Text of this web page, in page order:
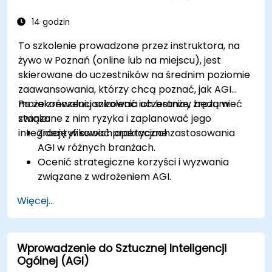
interdyscyplinarnych zespołach zajmujących
14 godzin
To szkolenie prowadzone przez instruktora, na
żywo w Poznań (online lub na miejscu), jest
skierowane do uczestników na średnim poziomie
zaawansowania, którzy chcą poznać, jak AGI
może zrewolucjonizować ich branże, zrozumieć
związane z nim ryzyka i zaplanować jego
integrację w swoich operacjach.
Po zakończeniu szkolenia uczestnicy będą w
stanie:
Zidentyfikować praktyczne zastosowania
AGI w różnych branżach.
Ocenić strategiczne korzyści i wyzwania
związane z wdrożeniem AGI.
skutki wdrożenia AGI.
Opracować strategie minimalizacji ryzyka
wdrażania rozwiązań AGI.
Zaplanować integrację AGI w operacjach
biznesowych.
Więcej...
Wprowadzenie do Sztucznej Inteligencji
Ogólnej (AGI)